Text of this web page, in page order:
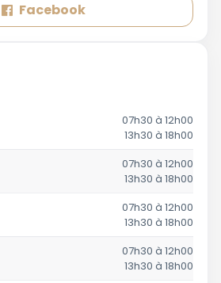
Facebook
07h30 à 12h00
13h30 à 18h00
07h30 à 12h00
13h30 à 18h00
07h30 à 12h00
13h30 à 18h00
07h30 à 12h00
13h30 à 18h00